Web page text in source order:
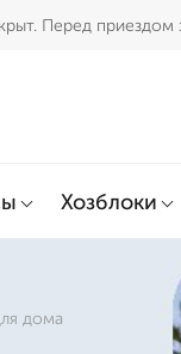
Перед приездом
Хозблоки
дома